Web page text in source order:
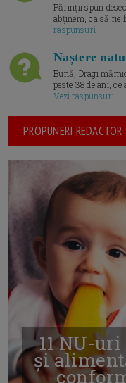
Părinții spun
abținem, ca să fie
raspunsuri
Naștere
Bună, Dragi
peste 38 de ani,
Vezi raspunsuri
PROPUNERI REDACTOR
11 NU-
și